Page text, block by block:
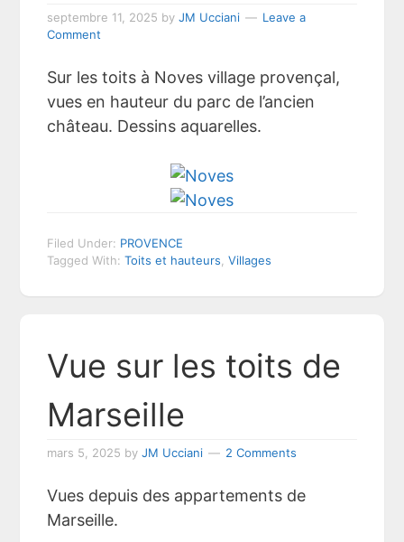
septembre 11, 2025 byJM Ucciani
Leave a
Comment
Sur les toits à Noves village provençal,
vues en hauteur du parc de l’ancien
château. Dessins aquarelles.
Filed Under: PROVENCE
Tagged With:Toits et hauteurs ,Villages
Vue sur les toits de
Marseille
mars 5, 2025 byJM Ucciani 2 Comments
Vues depuis des appartements de
Marseille.